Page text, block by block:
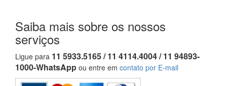
Saiba mais sobre os nossos
serviços
Ligue para 11 5933.5165 / 11 4114.4004 / 11 94893-
1000-WhatsApp ou entre em contato por E-mail